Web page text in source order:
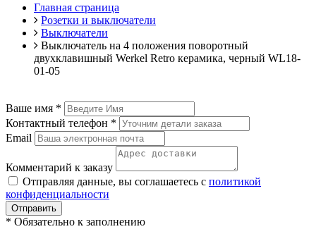
Главная страница
Розетки и выключатели
Выключатели
Выключатель на 4 положения поворотный
двухклавишный Werkel Retro керамика, черный WL18-
01-05
Ваше имя *
Контактный телефон *
Email
Комментарий к заказу
Отправляя данные, вы соглашаетесь с политикой
конфиденциальности
Отправить
* Обязательно к заполнению